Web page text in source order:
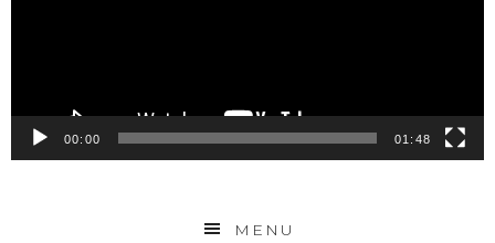
00:00 01:48
MENU